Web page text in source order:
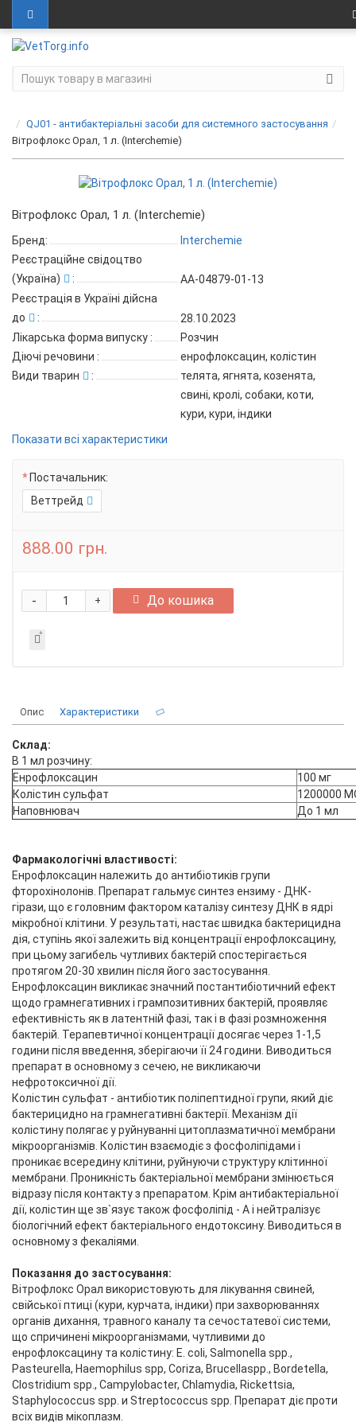
QJ01 - антибактеріальні засоби для системного застосування
Вітрофлокс Орал, 1 л. (Interchemie)
Вітрофлокс Орал, 1 л. (Interchemie)
Бренд:
Interchemie
Реєстраційне свідоцтво
(Україна)
:
АА-04879-01-13
Реєстрація в Україні дійсна
до
:
28.10.2023
Лікарська форма випуску :
Розчин
Діючі речовини :
енрофлоксацин, колістин
Види тварин
:
телята, ягнята, козенята,
свині, кролі, собаки, коти,
кури, кури, індики
Показати всі характеристики
Постачальник:
Веттрейд
888.00 грн.
+
- До кошика
Опис Характеристики
Склад:
В 1 мл розчину:
Енрофлоксацин
100 мг
Колістин сульфат
1200000
Наповнювач
До 1 мл
Фармакологічні властивості:
Енрофлоксацин належить до антибiотикiв групи
фторохiнолонiв. Препарат гальмує синтез ензиму - ДНК-
гiрази, що є головним фактором каталізу синтезу ДНК в ядрі
мікробної клітини. У результаті, настає швидка бактерицидна
дія, ступінь якої залежить від концентрації енрофлоксацину,
при цьому загибель чутливих бактерій спостерігається
протягом 20-30 хвилин після його застосування.
Енрофлоксацин викликає значний постантибіотичний ефект
щодо грамнегативних i грампозитивних бактерій, проявляє
ефективність як в латентній фазі, так i в фазі розмноження
бактерiй. Терапевтичної концентрації досягає через 1-1,5
години після введення, зберігаючи її 24 години. Виводиться
препарат в основному з сечею, не викликаючи
нефротоксичної дії.
Колiстин сульфат - антибiотик полiпептидної групи, який дiє
бактерицидно на грамнегативнi бактерiї. Механізм дії
колістину полягає у руйнуванні цитоплазматичної мембрани
мікроорганізмів. Колістин взаємодіє з фосфоліпідами і
проникає всередину клітини, руйнуючи структуру клітинної
мембрани. Проникність бактеріальної мембрани змінюється
відразу після контакту з препаратом. Крім антибактеріальної
дії, колістин ще зв`язує також фосфоліпід - А і нейтралізує
біологічний ефект бактеріального ендотоксину. Виводиться в
основному з фекаліями.
Показання до застосування:
Вітрофлокс Орал використовують для лікування свиней,
свійської птиці (кури, курчата, індики) при захворюваннях
органів дихання, травного каналу та сечостатевої системи,
що спричинені мікроорганізмами, чутливими до
енрофлоксацину та колістину: E. coli, Salmonella spp.,
Pasteurella, Haemophilus spp, Coriza, Brucellaspp., Bordetella,
Clostridium spp., Campylobacter, Chlamydia, Rickettsia,
Staphylococcus spp. и Streptococcus spp. Препарат діє проти
всіх видів мікоплазм.